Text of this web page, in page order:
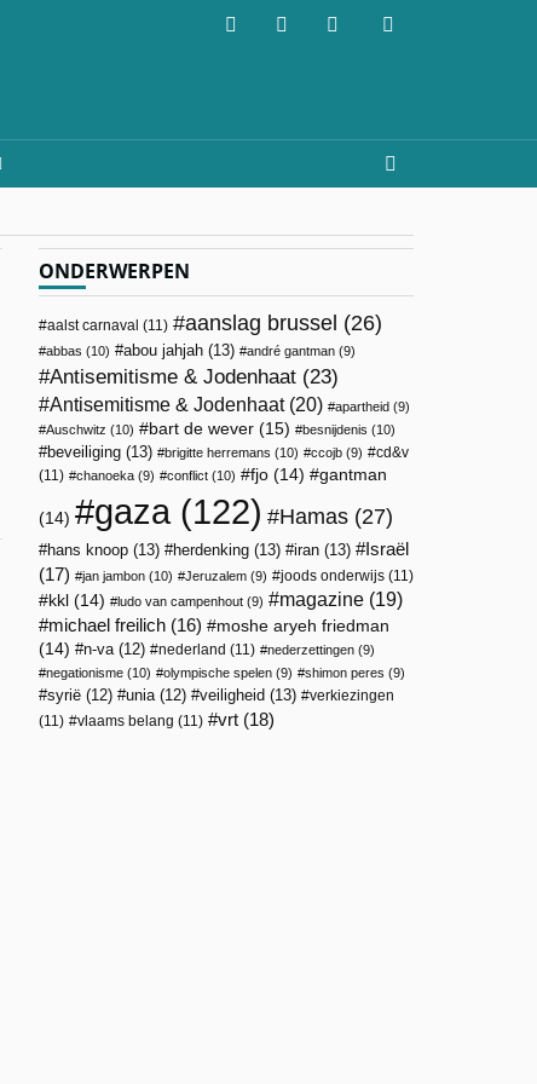
ONDERWERPEN
aalst carnaval (11) aanslag brussel (26)
abbas (10) abou jahjah (13) andré gantman (9)
Antisemitisme & Jodenhaat (23)
Antisemitisme & Jodenhaat(20) apartheid (9)
Auschwitz (10) bart de wever (15) besnijdenis (10)
beveiliging (13) brigitte herremans (10) ccojb (9)
cd&v
(11)
chanoeka (9) conflict (10) fjo (14) gantman
(14) gaza(122) Hamas (27)
hans knoop (13) herdenking (13) iran (13)
Israël
(17)
jan jambon (10) Jeruzalem (9) joods onderwijs (11)
kkl (14) ludo van campenhout (9) magazine (19)
michael freilich (16)
moshe aryeh friedman
(14)
n-va(12) nederland (11) nederzettingen (9)
negationisme (10) olympische spelen (9) shimon peres (9)
syrië (12) unia(12) veiligheid (13)
verkiezingen
(11)
vlaams belang (11) vrt (18)